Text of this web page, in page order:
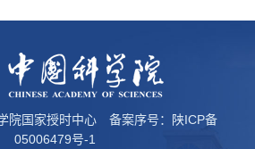
院国家授时中心 备案序号：
陕ICP备
05006479号-1